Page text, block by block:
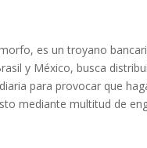
es un troyano
y México, busca
para provocar que
mediante multitud de